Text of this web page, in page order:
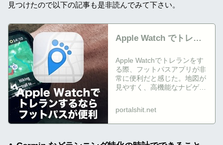
見つけたので以下の記事も是非読んでみて下さい。
Apple Watch でトレラ
というアプリが便利
Apple Watchでトレランをす
る際、フットパスアプリが非
常に便利だと感じた。地図が
見やすく、高機能なナビゲー
確認できる機能が役立つ。た
だ...
portalshit.net